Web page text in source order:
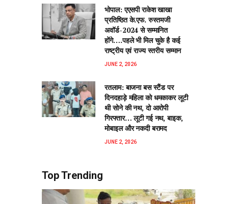
भोपाल: एएसपी राकेश‌ खाखा
प्रतिष्ठित के.एफ. रुस्तमजी
अवॉर्ड-2024 से सम्मानित
होंगे….पहले भी मिल चुके है कई
राष्ट्रीय एवं राज्य स्तरीय सम्मान
JUNE 2, 2026
रतलाम: बाजना बस स्टैंड पर
दिनदहाड़े महिला को धमकाकर लूटी
थी सोने की नथ, दो आरोपी
गिरफ्तार… लूटी गई नथ, बाइक,
मोबाइल और नकदी बरामद
JUNE 2, 2026
Top Trending